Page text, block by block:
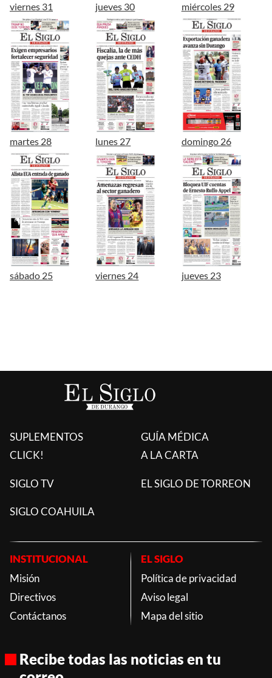
viernes 31 jueves 30 miércoles 29
martes 28 lunes 27 domingo 26
sábado 25 viernes 24 jueves 23
SUPLEMENTOS
CLICK!
GUÍA MÉDICA
A LA CARTA
SIGLO TV EL SIGLO DE TORREON
SIGLO COAHUILA
INSTITUCIONAL
Misión
Directivos
Contáctanos
EL SIGLO
Política de privacidad
Aviso legal
Mapa del sitio
Recibe todas las noticias en tu